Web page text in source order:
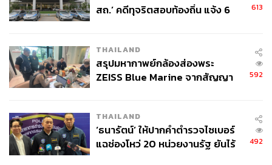
สถ.’ คดีทุจริตสอบท้องถิ่น แจ้ง 6
613
THAILAND
สรุปมหากาพย์กล้องส่องพระ
ZEISS Blue Marine จากสัญญา
จ่ายหนี้-แอบระบุแบรนด์
592
THAILAND
‘ธนารัตน์’ ให้ปากคำตำรวจไซเบอร์
แฉช่องโหว่ 20 หน่วยงานรัฐ ยันไร้
492